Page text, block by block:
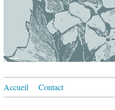
Accueil Contact